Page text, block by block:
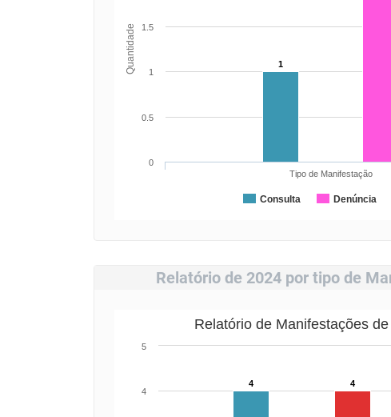
Quantidade 1
Consulta Denúncia
Tipo de Manifestação
0
0.5
1
1.5
Relatório de 2024 por tipo de
Relatório de Manifestações
4 4
4
5